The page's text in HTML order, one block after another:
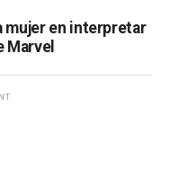
mujer en interpretar
Marvel